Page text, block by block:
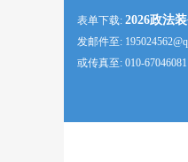
表单下载: 2026政法
发邮件至:
或传真至: 010-67046081